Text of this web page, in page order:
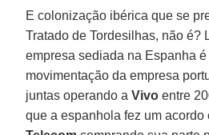
E colonização ibérica que se
Tratado de Tordesilhas, não é?
empresa sediada na Espanha
movimentação da empresa
juntas operando aVivo entre
que a espanhola fez um acordo